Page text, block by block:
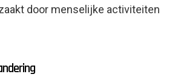
door menselijke activiteiten